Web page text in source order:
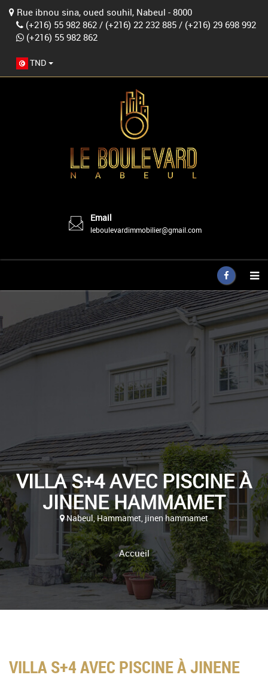
Rue ibnou sina, oued souhil, Nabeul - 8000
(+216) 55 982 862 / (+216) 22 232 885 / (+216) 29 698 992
(+216) 55 982 862
TND
Email
leboulevardimmobilier@gmail.com
VILLA S+4 AVEC PISCINE À
JINENE HAMMAMET
Nabeul, Hammamet, jinen hammamet
Accueil
VILLA S+4 AVEC PISCINE À JINENE